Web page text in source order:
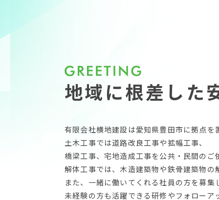
地域に根差した
有限会社横地建設は愛知県豊田市に拠点
土木工事では道路改良工事や拡幅工事、
橋梁工事、宅地造成工事を公共・民間のご
解体工事では、木造建築物や鉄骨建築物
また、一緒に働いてくれる社員の方を募集
未経験の方も活躍できる研修やフォローア